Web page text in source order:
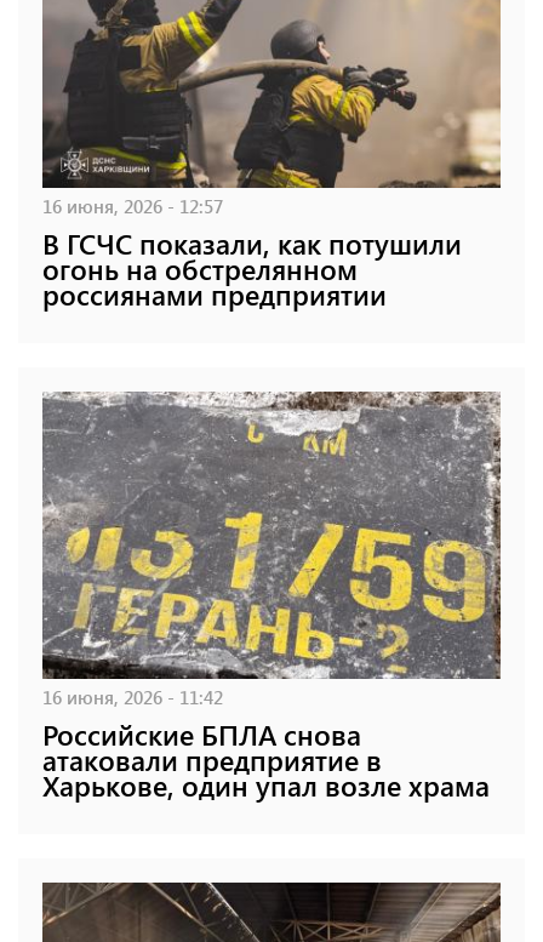
16 июня, 2026 - 12:57
В ГСЧС показали, как потушили
огонь на обстрелянном
россиянами предприятии
16 июня, 2026 - 11:42
Российские БПЛА снова
атаковали предприятие в
Харькове, один упал возле храма